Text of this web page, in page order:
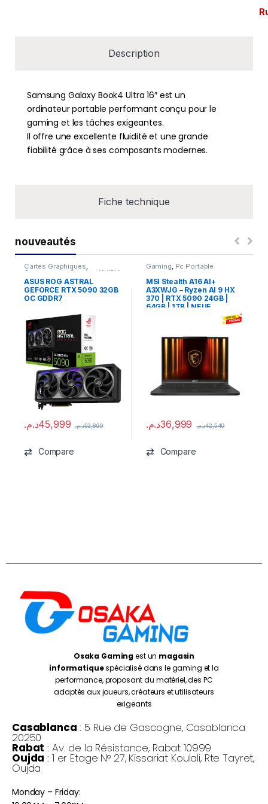
Description
Fiche technique
Samsung Galaxy Book4 Ultra 16″ est un
ordinateur portable performant conçu pour le
gaming et les tâches exigeantes.
Il offre une excellente fluidité et une grande
fiabilité grâce à ses composants modernes.
nouveautés
Cartes Graphiques,
Composants Gaming NVIDIA
ASUS ROG ASTRAL
GEFORCE RTX 5090 32GB
OC GDDR7
45,999د.م. 52,899د.م.
Compare
Gaming, Pc Portable
MSI Stealth A16 AI+
A3XWJG – Ryzen AI 9 HX
370 | RTX 5090 24GB |
64GB | 1TB | NEUF
36,999د.م. 42,549د.م.
Compare
Osaka Gamingest un magasin
informatiquespécialisé dans le gaming et la
performance, proposant du matériel, des PC
adaptés aux joueurs, créateurs et utilisateurs
exigeants
Casablanca : 5 Rue de Gascogne, Casablanca
20250
Rabat : Av. de la Résistance, Rabat 10999
Oujda : 1 er Etage N° 27, Kissariat Koulali, Rte Tayret,
Oujda
Monday – Friday: